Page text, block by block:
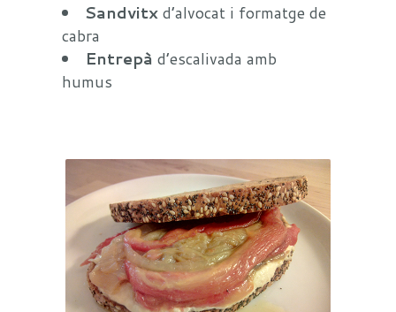
Sandvitxd’alvocat i formatge de
cabra
Entrepà d’escalivada amb
humus